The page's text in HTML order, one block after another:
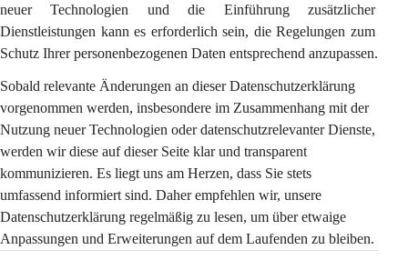
neuer Technologien und die Einführung zusätzlicher
Dienstleistungen kann es erforderlich sein, die Regelungen zum
Schutz Ihrer personenbezogenen Daten entsprechend anzupassen.
Sobald relevante Änderungen an dieser Datenschutzerklärung
vorgenommen werden, insbesondere im Zusammenhang mit der
Nutzung neuer Technologien oder datenschutzrelevanter Dienste,
werden wir diese auf dieser Seite klar und transparent
kommunizieren. Es liegt uns am Herzen, dass Sie stets
umfassend informiert sind. Daher empfehlen wir, unsere
Datenschutzerklärung regelmäßig zu lesen, um über etwaige
Anpassungen und Erweiterungen auf dem Laufenden zu bleiben.